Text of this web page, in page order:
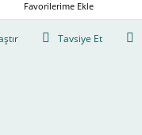
Tavsiye Et